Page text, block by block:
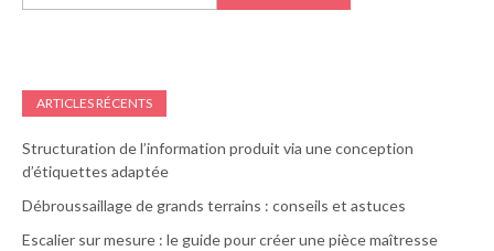
ARTICLES RÉCENTS
Structuration de l’information produit via une conception
d’étiquettes adaptée
Débroussaillage de grands terrains : conseils et astuces
Escalier sur mesure : le guide pour créer une pièce maîtresse